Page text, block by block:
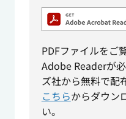
PDFファイルをご
Adobe Readerが
ズ社から無料で配
こちらからダウン
い。